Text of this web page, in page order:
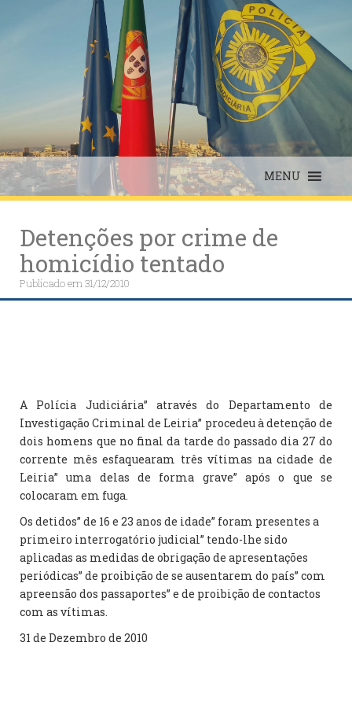
MENU
Detenções por crime de
homicídio tentado
Publicado em31/12/2010
A Polícia Judiciária” através do Departamento de
Investigação Criminal de Leiria” procedeu à detenção de
dois homens que no final da tarde do passado dia 27 do
corrente mês esfaquearam três vítimas na cidade de
Leiria” uma delas de forma grave” após o que se
colocaram em fuga.
Os detidos” de 16 e 23 anos de idade” foram presentes a
primeiro interrogatório judicial” tendo-lhe sido
aplicadas as medidas de obrigação de apresentações
periódicas” de proibição de se ausentarem do país” com
apreensão dos passaportes” e de proibição de contactos
com as vítimas.
31 de Dezembro de 2010